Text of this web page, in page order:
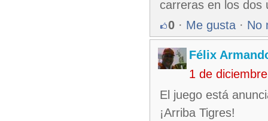
carreras en los dos
0 · Me gusta · No
Félix
1 de
El juego está
¡Arriba Tigres!